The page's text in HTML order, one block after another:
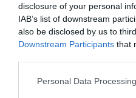
disclosure of your personal
IAB’s list of downstream
also be disclosed by us to
Downstream Participants that
Personal Data